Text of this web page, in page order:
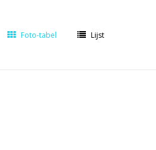
Foto-tabel Lijst